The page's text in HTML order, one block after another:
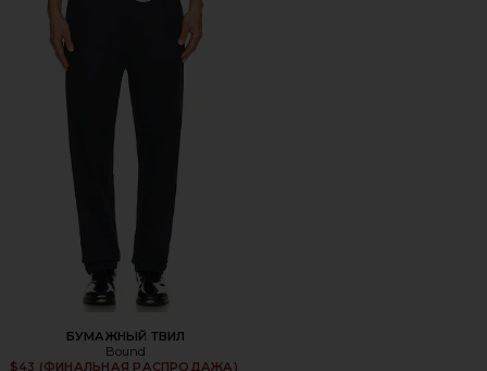
БУМАЖНЫЙ ТВИЛ
Bound
$43 (ФИНАЛЬНАЯ РАСПРОДАЖА)